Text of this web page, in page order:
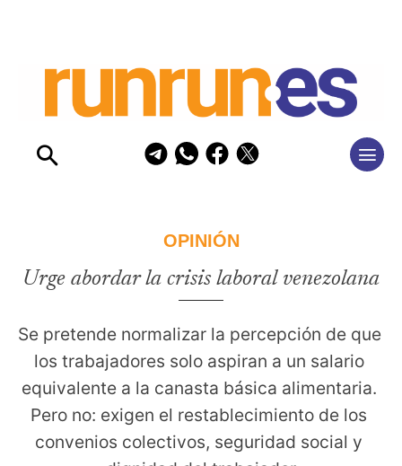
OPINIÓN
Urge abordar la crisis laboral venezolana
Se pretende normalizar la percepción de que
los trabajadores solo aspiran a un salario
equivalente a la canasta básica alimentaria.
Pero no: exigen el restablecimiento de los
convenios colectivos, seguridad social y